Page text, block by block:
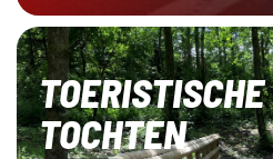
TOERISTISCHE
TOCHTEN